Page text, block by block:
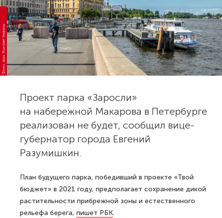
Фото: Alex 'Florstein' Fedorov
Проект парка «Заросли»
на набережной Макарова в Петербурге
реализован не будет, сообщил вице-
губернатор города Евгений
Разумишкин.
План будущего парка, победивший в проекте «Твой
бюджет» в 2021 году, предполагает сохранение дикой
растительности прибрежной зоны и естественного
рельефа берега, пишет РБК.